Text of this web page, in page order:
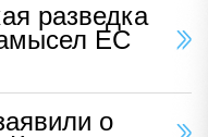
разведка
ЕС
о